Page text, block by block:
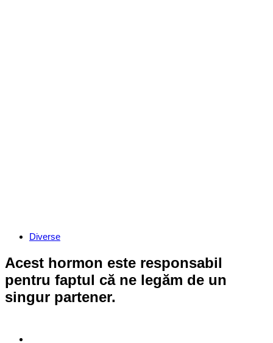
Categories
Diverse
Acest hormon este responsabil
pentru faptul că ne legăm de un
singur partener.